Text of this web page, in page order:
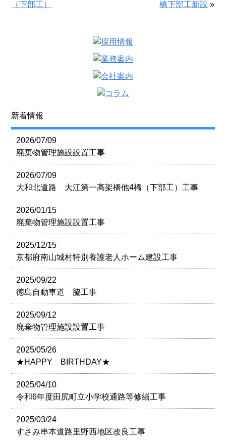
（下部工） 橋下部工新設 »
新着情報
2026/07/09
廃棄物管理施設設置工事
2026/07/09
大和北道路 大江第一高架橋他4橋（下部工）工事
2026/01/15
廃棄物管理施設設置工事
2025/12/15
京都府南山城村特別養護老人ホーム建設工事
2025/09/22
徳島自動車道 脇工事
2025/09/12
廃棄物管理施設設置工事
2025/05/26
★HAPPY BIRTHDAY★
2025/04/10
令和6年度田尻町立小学校通路等修繕工事
2025/03/24
すさみ串本道路里野西地区改良工事